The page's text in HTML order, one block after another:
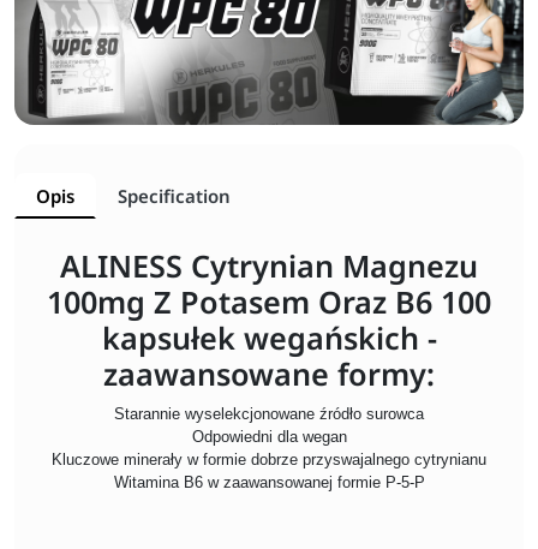
Opis Specification
ALINESS Cytrynian Magnezu
100mg Z Potasem Oraz B6 100
kapsułek wegańskich -
zaawansowane formy:
Starannie wyselekcjonowane źródło surowca
Odpowiedni dla wegan
Kluczowe minerały w formie dobrze przyswajalnego cytrynianu
Witamina B6 w zaawansowanej formie P-5-P